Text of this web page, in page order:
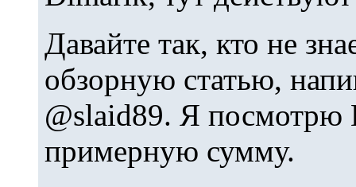
Давайте так, кто не
обзорную статью,
@slaid89. Я посмотрю
примерную сумму.